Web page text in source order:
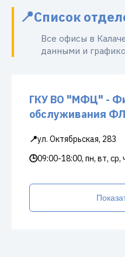
Список
Все офисы в
данными и
ГКУ ВО "МФЦ" -
обслуживания ФЛ
📍ул. Октябрьская, 283
🕒09:00-18:00, пн, вт, ср,